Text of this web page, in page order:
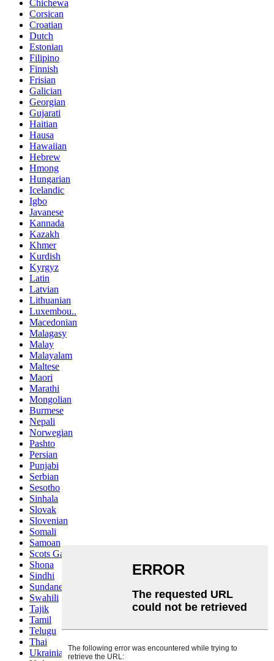
Chichewa
Corsican
Croatian
Dutch
Estonian
Filipino
Finnish
Frisian
Galician
Georgian
Gujarati
Haitian
Hausa
Hawaiian
Hebrew
Hmong
Hungarian
Icelandic
Igbo
Javanese
Kannada
Kazakh
Khmer
Kurdish
Kyrgyz
Latin
Latvian
Lithuanian
Luxembou..
Macedonian
Malagasy
Malay
Malayalam
Maltese
Maori
Marathi
Mongolian
Burmese
Nepali
Norwegian
Pashto
Persian
Punjabi
Serbian
Sesotho
Sinhala
Slovak
Slovenian
Somali
Samoan
Scots Gaelic
Shona
Sindhi
Sundanese
Swahili
Tajik
Tamil
Telugu
Thai
Ukrainian